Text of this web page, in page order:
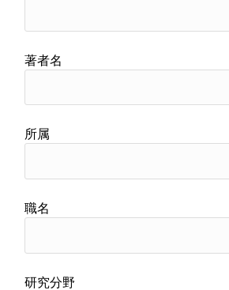
著者名
所属
職名
研究分野